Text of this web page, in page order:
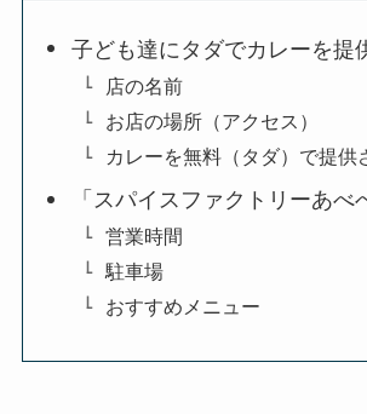
子ども達にタダでカレーを提
店の名前
お店の場所（アクセス）
カレーを無料（タダ）で提供
「スパイスファクトリーあべ
営業時間
駐車場
おすすめメニュー